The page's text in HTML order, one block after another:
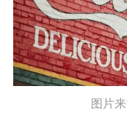
图片